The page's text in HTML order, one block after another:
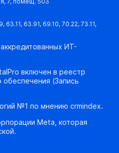
63.91, 69.10, 70.22, 73.11,
ИТ-
включен в реестр
обеспечения (Запись
№1 по мнению crmindex.
Meta, которая